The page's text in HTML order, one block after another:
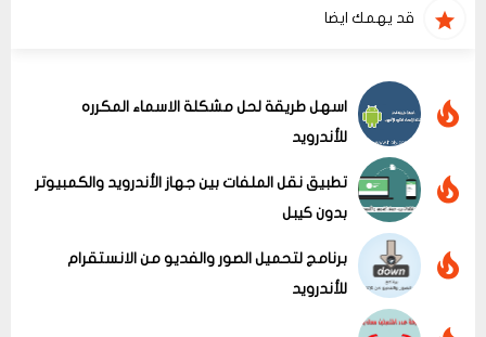
قد يهمك ايضا
اسهل طريقة لحل مشكلة الاسماء المكرره
للأندرويد
تطبيق نقل الملفات بين جهاز الأندرويد والكمبيوتر
بدون كيبل
برنامج لتحميل الصور والفديو من الانستقرام
للأندرويد